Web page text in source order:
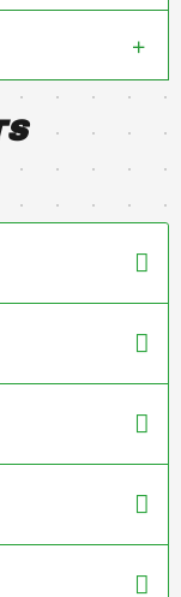
+